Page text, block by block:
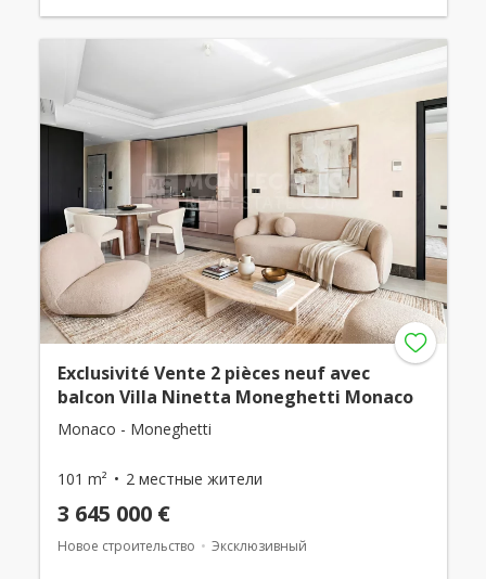
Exclusivité Vente 2 pièces neuf avec
balcon Villa Ninetta Moneghetti Monaco
Monaco - Moneghetti
101 m² 2 местные жители
3 645 000 €
Новое строительство Эксклюзивный